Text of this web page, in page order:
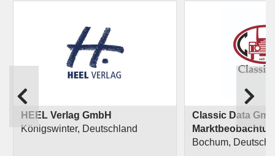
HEEL Verlag GmbH
Königswinter, Deutschland
Classic Data
Bochum,